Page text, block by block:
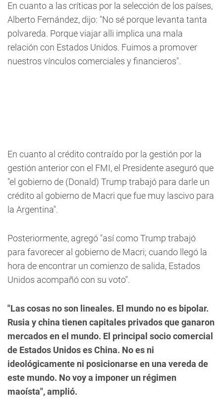
En cuanto a las críticas por la selección de los países,
Alberto Fernández, dijo: "No sé porque levanta tanta
polvareda. Porque viajar alli implica una mala
relación con Estados Unidos. Fuimos a promover
nuestros vínculos comerciales y financieros".
En cuanto al crédito contraído por la gestión por la
gestión anterior con el FMI, el Presidente aseguró que
"el gobierno de (Donald) Trump trabajó para darle un
crédito al gobierno de Macri que fue muy lascivo para
la Argentina".
Posteriormente, agregó "así como Trump trabajó
para favorecer al gobierno de Macri; cuando llegó la
hora de encontrar un comienzo de salida, Estados
Unidos acompañó con su voto".
"Las cosas no son lineales. El mundo no es bipolar.
Rusia y china tienen capitales privados que ganaron
mercados en el mundo. El principal socio comercial
de Estados Unidos es China. No es ni
ideológicamente ni posicionarse en una vereda de
este mundo. No voy a imponer un régimen
maoísta", amplió.